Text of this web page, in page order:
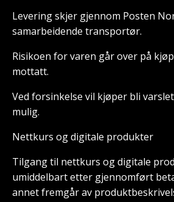
Levering skjer gjennom Posten
samarbeidende transportør.
Risikoen for varen går over på
mottatt.
Ved forsinkelse vil kjøper bli
mulig.
Nettkurs og digitale produkter
Tilgang til nettkurs og digitale
umiddelbart etter gjennomført
annet fremgår av